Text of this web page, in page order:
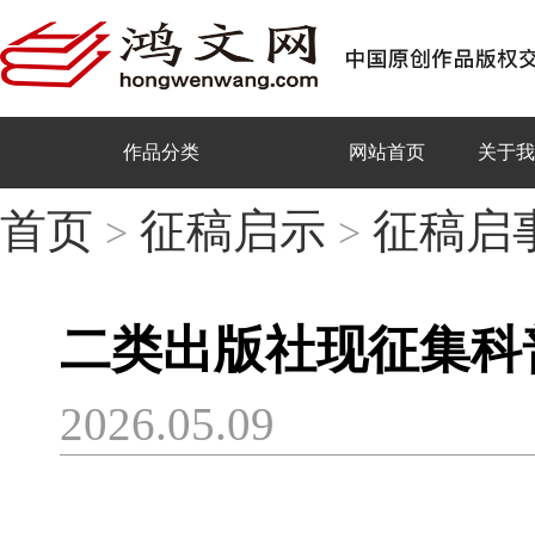
作品分类 网站首页 关于
首页 > 征稿启示 > 征稿启
二类出版社现征集
2026.05.09